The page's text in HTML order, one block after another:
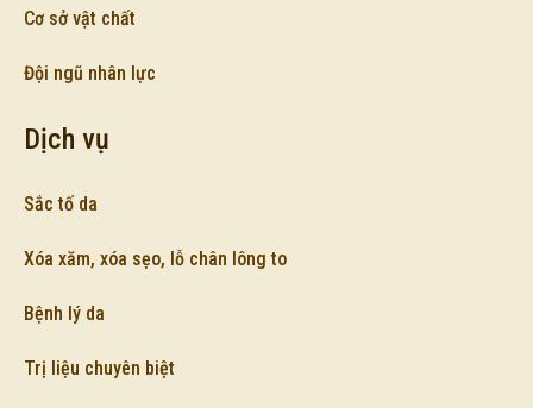
Cơ sở vật chất
Đội ngũ nhân lực
Dịch vụ
Sắc tố da
Xóa xăm, xóa sẹo, lỗ chân lông to
Bệnh lý da
Trị liệu chuyên biệt